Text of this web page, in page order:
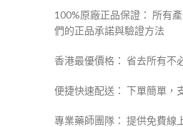
100%原廠正品保證： 所有
們的正品承諾與驗證方法
香港最優價格： 省去所有不
便捷快速配送： 下單簡單，
專業藥師團隊： 提供免費線